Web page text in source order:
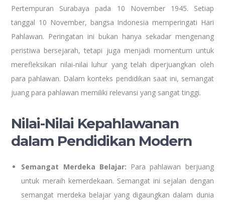
Pertempuran Surabaya pada 10 November 1945. Setiap
tanggal 10 November, bangsa Indonesia memperingati Hari
Pahlawan. Peringatan ini bukan hanya sekadar mengenang
peristiwa bersejarah, tetapi juga menjadi momentum untuk
merefleksikan nilai-nilai luhur yang telah diperjuangkan oleh
para pahlawan. Dalam konteks pendidikan saat ini, semangat
juang para pahlawan memiliki relevansi yang sangat tinggi.
Nilai-Nilai Kepahlawanan
dalam Pendidikan Modern
Semangat Merdeka Belajar: Para pahlawan berjuang
untuk meraih kemerdekaan. Semangat ini sejalan dengan
semangat merdeka belajar yang digaungkan dalam dunia